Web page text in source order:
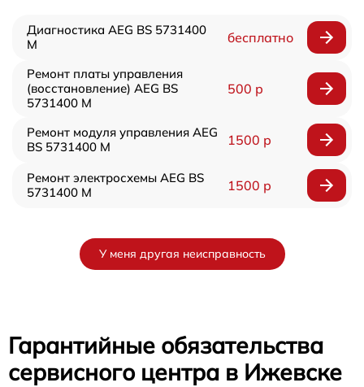
Диагностика AEG BS 5731400
M
бесплатно
Ремонт платы управления
(восстановление) AEG BS
5731400 M
500 р
Ремонт модуля управления AEG
BS 5731400 M
1500 р
Ремонт электросхемы AEG BS
5731400 M
1500 р
У меня другая неисправность
Гарантийные обязательства
сервисного центра в Ижевске